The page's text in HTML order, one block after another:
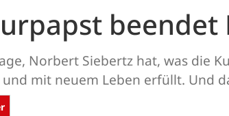
beendet
Norbert Siebertz hat, was die
mit neuem Leben erfüllt. Und